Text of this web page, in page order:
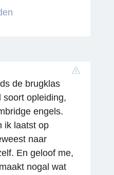
de brugklas
soort opleiding,
engels.
ik laatst op
naar
En geloof me,
nogal wat